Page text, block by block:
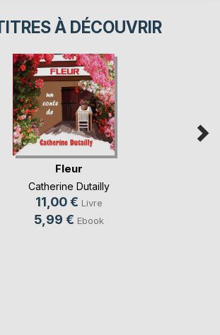
À DÉCOUVRIR
Fleur
Catherine Dutailly
11,00 € Livre
5,99 € Ebook